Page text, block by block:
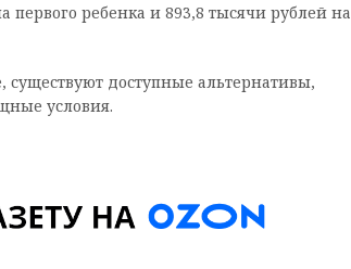
первого ребенка и 893,8 тысячи рублей на
доступные альтернативы,
условия.